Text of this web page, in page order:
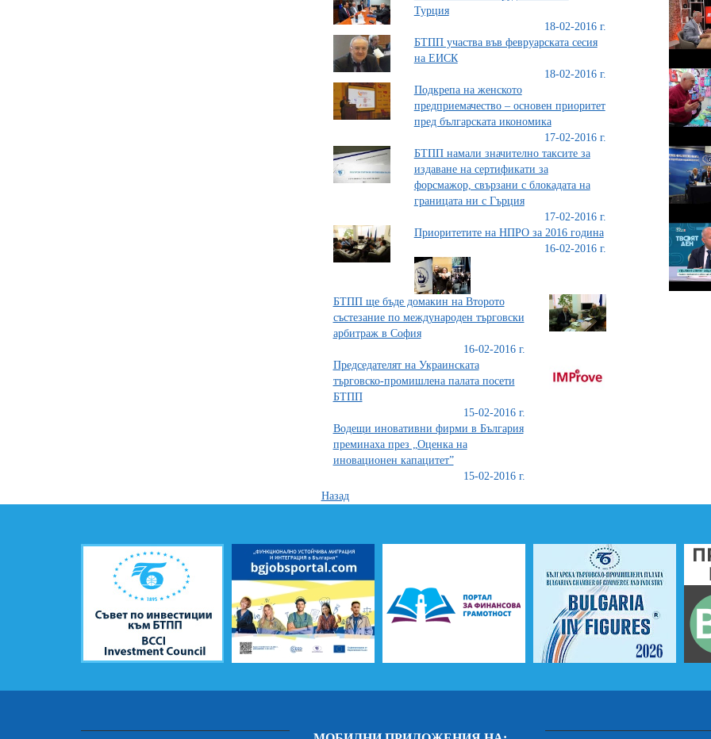
Турция
18-02-2016 г.
БТПП участва във февруарската сесия
на ЕИСК
18-02-2016 г.
Подкрепа на женското
предприемачество – основен приоритет
пред българската икономика
17-02-2016 г.
БТПП намали значително таксите за
издаване на сертификати за
форсмажор, свързани с блокадата на
границата ни с Гърция
17-02-2016 г.
Приоритетите на НПРО за 2016 година
16-02-2016 г.
БТПП ще бъде домакин на Второто
състезание по международен търговски
арбитраж в София
16-02-2016 г.
Председателят на Украинската
търговско-промишлена палата посети
БТПП
15-02-2016 г.
Водещи иновативни фирми в България
преминаха през „Оценка на
иновационен капацитет”
15-02-2016 г.
Назад